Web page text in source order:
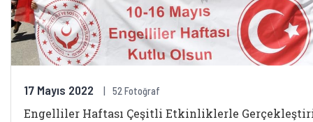
17 Mayıs 2022 52 Fotoğraf
Engelliler Haftası Çeşitli Etkinliklerle